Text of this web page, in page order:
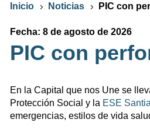
Inicio 5 Noticias 5 PIC con
Fecha: 8 de agosto de 2026
PIC con
En la Capital que nos Une se
Protección Social y la ESE
emergencias, estilos de vida